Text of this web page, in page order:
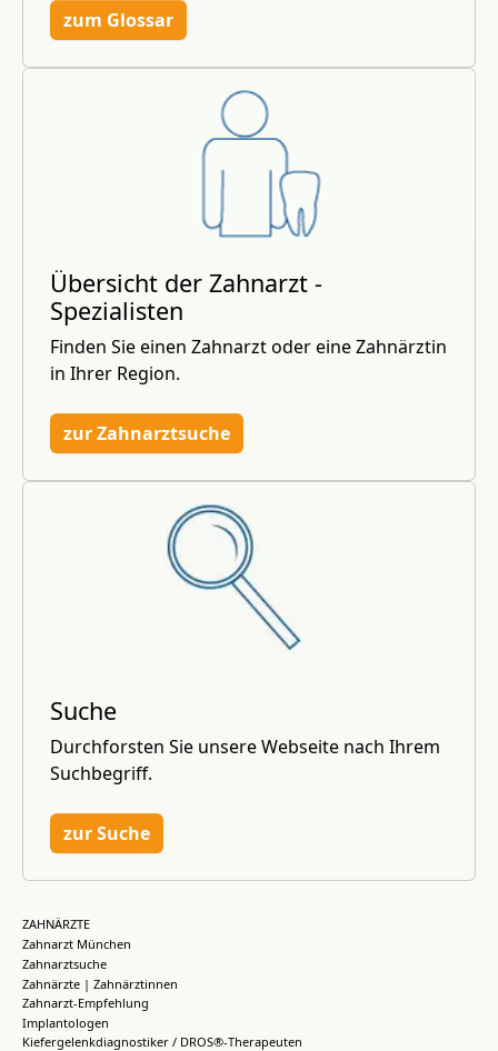
zum Glossar
Übersicht der Zahnarzt -
Spezialisten
Finden Sie einen Zahnarzt oder eine Zahnärztin
in Ihrer Region.
zur Zahnarztsuche
Suche
Durchforsten Sie unsere Webseite nach Ihrem
Suchbegriff.
zur Suche
ZAHNÄRZTE
Zahnarzt München
Zahnarztsuche
Zahnärzte | Zahnärztinnen
Zahnarzt-Empfehlung
Implantologen
Kiefergelenkdiagnostiker / DROS®-Therapeuten